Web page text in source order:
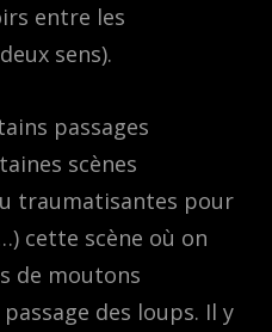
entre les
sens).
passages
scènes
traumatisantes pour
cette scène où on
de moutons
des loups. Il y